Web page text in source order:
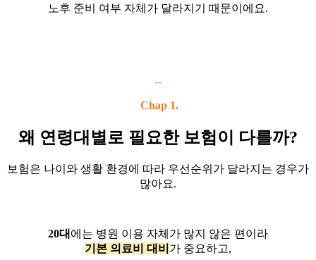
노후 준비 여부 자체가 달라지기 때문이에요.
--
Chap 1.
왜 연령대별로 필요한 보험이 다를까?
보험은 나이와 생활 환경에 따라 우선순위가 달라지는 경우가
많아요.
20대 에는 병원 이용 자체가 많지 않은 편이라
기본 의료비 대비 가 중요하고,